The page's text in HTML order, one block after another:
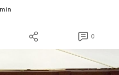
0